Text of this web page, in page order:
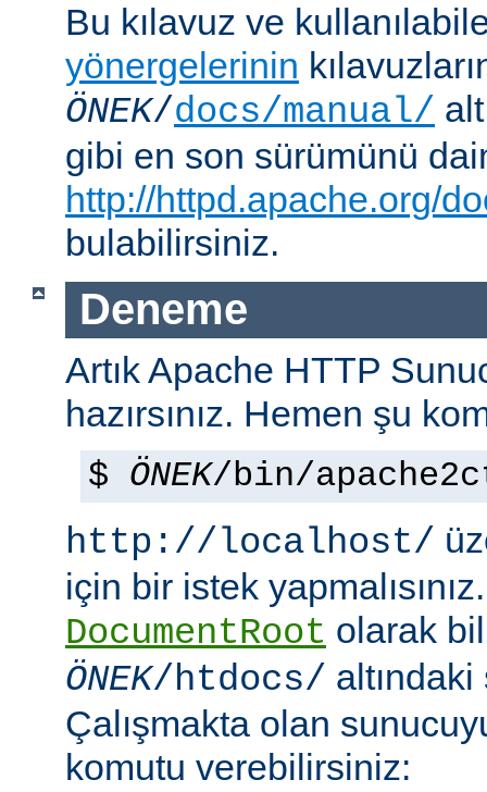
Bu kılavuz ve
yönergelerinin
ÖNEK/docs/manual/
gibi en son sürümünü
http://httpd.apache.org/
bulabilirsiniz.
Deneme
Artık Apache HTTP
hazırsınız. Hemen şu
$ ÖNEK/bin/
http://localhost/
için bir istek
DocumentRoot olarak
ÖNEK/htdocs/
Çalışmakta olan
komutu verebilirsiniz: